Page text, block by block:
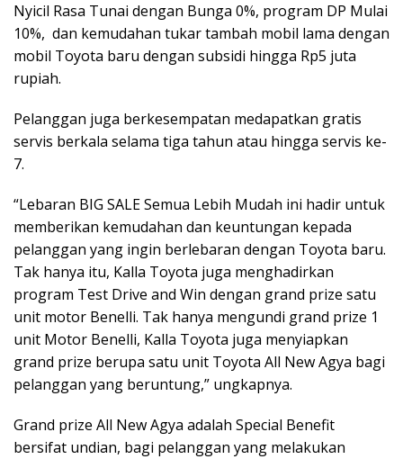
Nyicil Rasa Tunai dengan Bunga 0%, program DP Mulai
10%, dan kemudahan tukar tambah mobil lama dengan
mobil Toyota baru dengan subsidi hingga Rp5 juta
rupiah.
Pelanggan juga berkesempatan medapatkan gratis
servis berkala selama tiga tahun atau hingga servis ke-
7.
“Lebaran BIG SALE Semua Lebih Mudah ini hadir untuk
memberikan kemudahan dan keuntungan kepada
pelanggan yang ingin berlebaran dengan Toyota baru.
Tak hanya itu, Kalla Toyota juga menghadirkan
program Test Drive and Win dengan grand prize satu
unit motor Benelli. Tak hanya mengundi grand prize 1
unit Motor Benelli, Kalla Toyota juga menyiapkan
grand prize berupa satu unit Toyota All New Agya bagi
pelanggan yang beruntung,” ungkapnya.
Grand prize All New Agya adalah Special Benefit
bersifat undian, bagi pelanggan yang melakukan